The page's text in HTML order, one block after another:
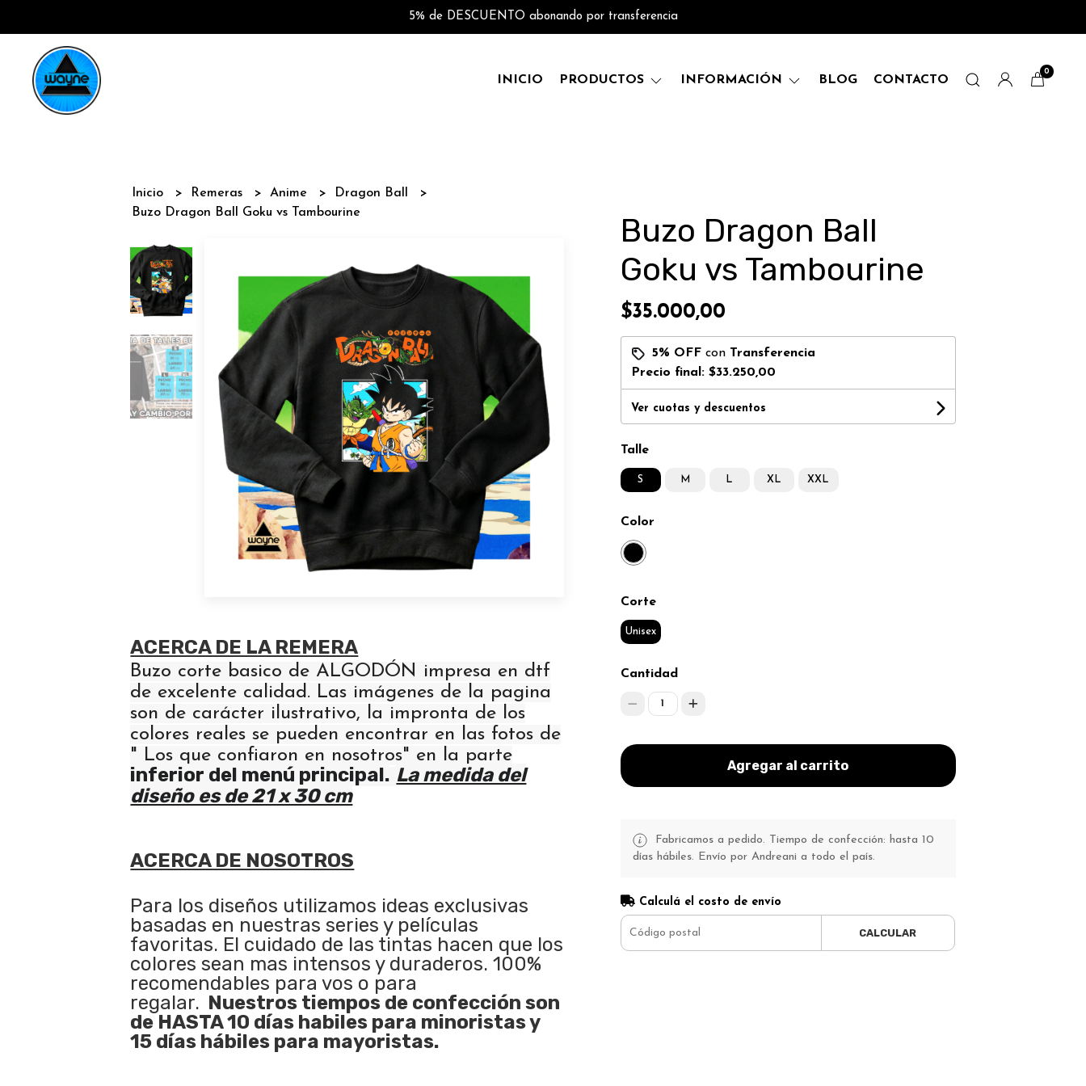
5% de DESCUENTO abonando por transferencia
INICIO PRODUCTOS INFORMACIÓN BLOG CONTACTO
0
Inicio Remeras Anime
Dragon Ball
Buzo Dragon Ball Goku vs Tambourine
ACERCA DE LA REMERA
Buzo corte basico de ALGODÓN impresa en dtf
de excelente calidad. Las imágenes de la pagina
son de carácter ilustrativo, la impronta de los
colores reales se pueden encontrar en las fotos de
" Los que confiaron en nosotros" en la parte
inferior del menú principal. La medida del
diseño es de 21 x 30 cm
ACERCA DE NOSOTROS
Para los diseños utilizamos ideas exclusivas
basadas en nuestras series y películas
favoritas. El cuidado de las tintas hacen que los
colores sean mas intensos y duraderos. 100%
recomendables para vos o para
regalar. Nuestros tiempos de confección son
de HASTA 10 días habiles para minoristas y
15 días hábiles para mayoristas.
Buzo Dragon Ball
Goku vs Tambourine
$35.000,00
5% OFFcon Transferencia
Precio final: $33.250,00
Ver cuotas y descuentos
Talle
S M L XL XXL
Color
Corte
Unisex
Cantidad
1
Agregar al carrito
Fabricamos a pedido. Tiempo de confección: hasta 10
días hábiles. Envío por Andreani a todo el país.
Calculá el costo de envío
CALCULAR